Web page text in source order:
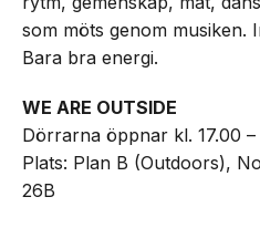
som möts genom musiken.
Bara bra energi.
WE ARE OUTSIDE
Dörrarna öppnar kl. 17.00 –
Plats: Plan B (Outdoors),
26B